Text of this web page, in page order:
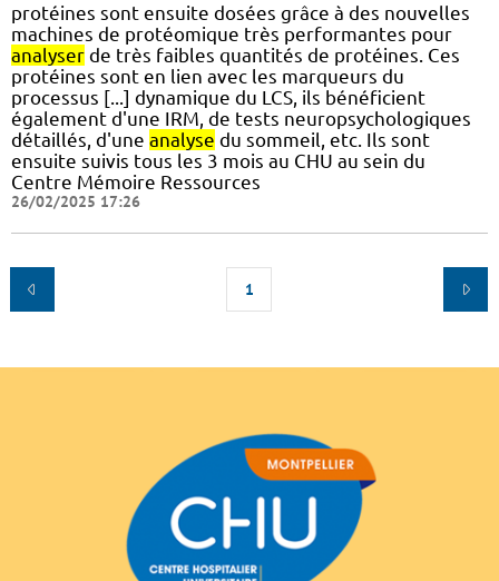
protéines sont ensuite dosées grâce à des nouvelles
machines de protéomique très performantes pour
analyser de très faibles quantités de protéines. Ces
protéines sont en lien avec les marqueurs du
processus [...] dynamique du LCS, ils bénéficient
également d'une IRM, de tests neuropsychologiques
détaillés, d'une analyse du sommeil, etc. Ils sont
ensuite suivis tous les 3 mois au CHU au sein du
Centre Mémoire Ressources
26/02/2025 17:26
1